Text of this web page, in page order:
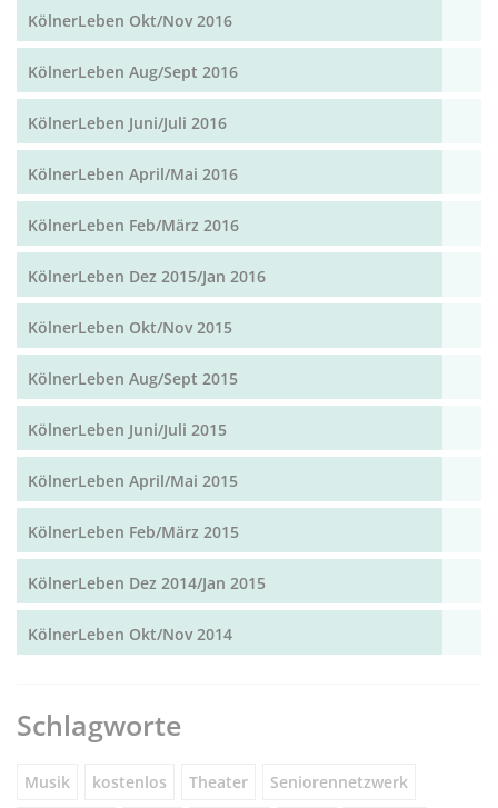
KölnerLeben Okt/Nov 2016
KölnerLeben Aug/Sept 2016
KölnerLeben Juni/Juli 2016
KölnerLeben April/Mai 2016
KölnerLeben Feb/März 2016
KölnerLeben Dez 2015/Jan 2016
KölnerLeben Okt/Nov 2015
KölnerLeben Aug/Sept 2015
KölnerLeben Juni/Juli 2015
KölnerLeben April/Mai 2015
KölnerLeben Feb/März 2015
KölnerLeben Dez 2014/Jan 2015
KölnerLeben Okt/Nov 2014
Schlagworte
Musik kostenlos Theater Seniorennetzwerk